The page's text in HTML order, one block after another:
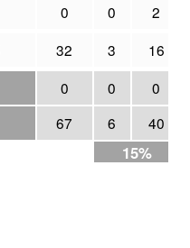
0 0
2
32 3 16
0 0 0
67 6 40
15%